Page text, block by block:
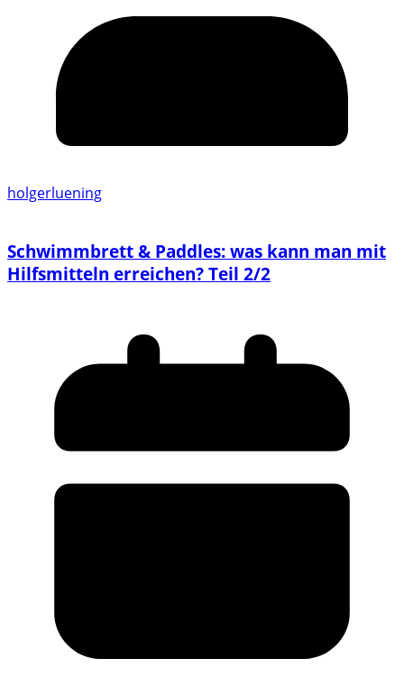
holgerluening
Schwimmbrett & Paddles: was kann man mit
Hilfsmitteln erreichen? Teil 2/2